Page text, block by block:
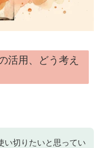
活用、どう考え
い切りたいと思ってい